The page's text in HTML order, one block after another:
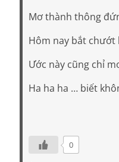
Mơ thành thông
Hôm nay bắt chướt
Ước này cũng chỉ
Ha ha ha … biết
0